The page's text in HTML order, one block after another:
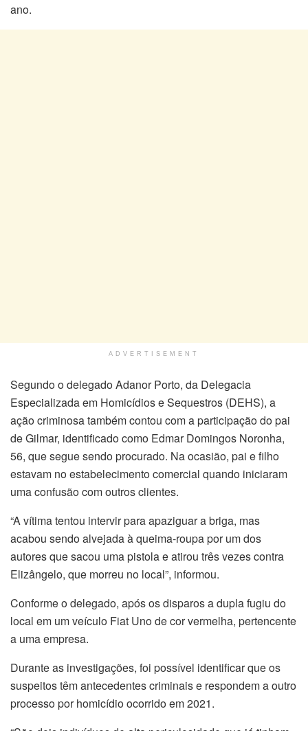
ano.
ADVERTISEMENT
Segundo o delegado Adanor Porto, da Delegacia
Especializada em Homicídios e Sequestros (DEHS), a
ação criminosa também contou com a participação do pai
de Gilmar, identificado como Edmar Domingos Noronha,
56, que segue sendo procurado. Na ocasião, pai e filho
estavam no estabelecimento comercial quando iniciaram
uma confusão com outros clientes.
“A vítima tentou intervir para apaziguar a briga, mas
acabou sendo alvejada à queima-roupa por um dos
autores que sacou uma pistola e atirou três vezes contra
Elizângelo, que morreu no local”, informou.
Conforme o delegado, após os disparos a dupla fugiu do
local em um veículo Fiat Uno de cor vermelha, pertencente
a uma empresa.
Durante as investigações, foi possível identificar que os
suspeitos têm antecedentes criminais e respondem a outro
processo por homicídio ocorrido em 2021.